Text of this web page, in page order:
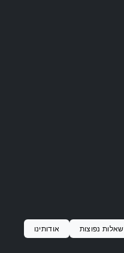
שאלות נפוצות
אודותינו